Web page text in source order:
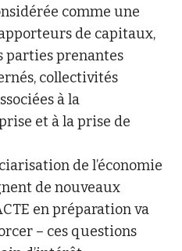
comme une
de capitaux,
parties prenantes
collectivités
à la
et à la prise de
de l’économie
de nouveaux
en préparation va
– ces questions